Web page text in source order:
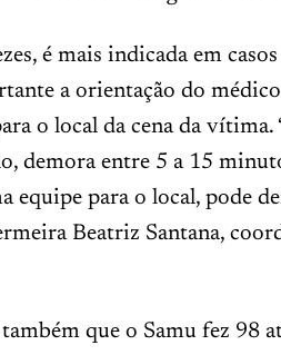
é mais indicada em
a orientação do
o local da cena da vítima.
demora entre 5 a 15
equipe para o local, pode
Beatriz Santana,
que o Samu fez 98